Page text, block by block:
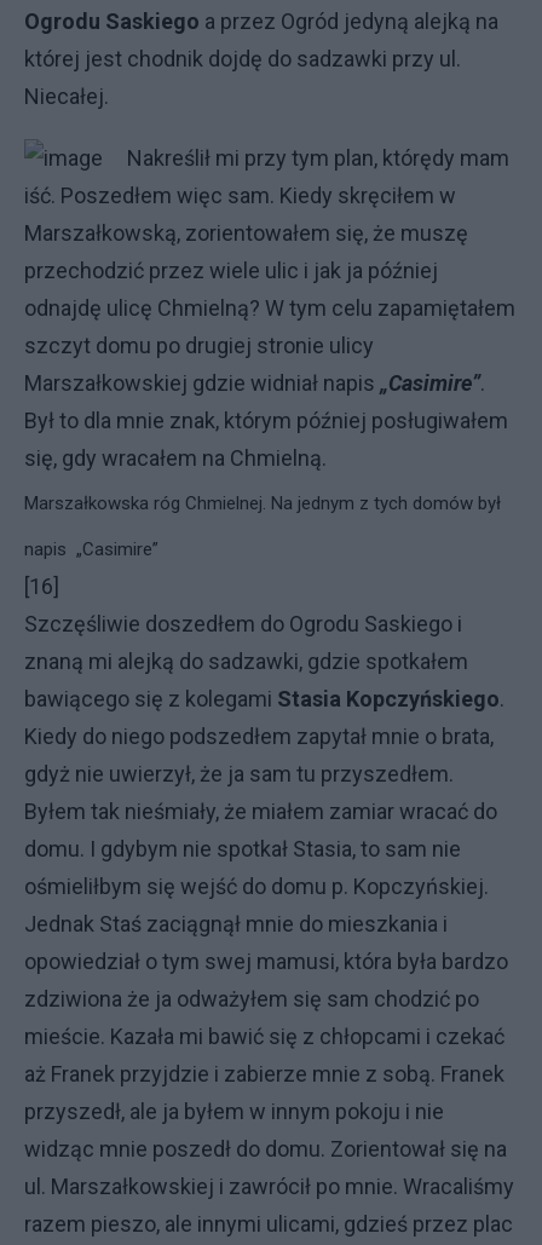
Ogrodu Saskiego a przez Ogród jedyną alejką na
której jest chodnik dojdę do sadzawki przy ul.
Niecałej.
Nakreślił mi przy tym plan, którędy mam
iść. Poszedłem więc sam. Kiedy skręciłem w
Marszałkowską, zorientowałem się, że muszę
przechodzić przez wiele ulic i jak ja później
odnajdę ulicę Chmielną? W tym celu zapamiętałem
szczyt domu po drugiej stronie ulicy
Marszałkowskiej gdzie widniał napis „Casimire”.
Był to dla mnie znak, którym później posługiwałem
się, gdy wracałem na Chmielną.
Marszałkowska róg Chmielnej. Na jednym z tych domów był
napis „Casimire”
[16]
Szczęśliwie doszedłem do Ogrodu Saskiego i
znaną mi alejką do sadzawki, gdzie spotkałem
bawiącego się z kolegami Stasia Kopczyńskiego.
Kiedy do niego podszedłem zapytał mnie o brata,
gdyż nie uwierzył, że ja sam tu przyszedłem.
Byłem tak nieśmiały, że miałem zamiar wracać do
domu. I gdybym nie spotkał Stasia, to sam nie
ośmieliłbym się wejść do domu p. Kopczyńskiej.
Jednak Staś zaciągnął mnie do mieszkania i
opowiedział o tym swej mamusi, która była bardzo
zdziwiona że ja odważyłem się sam chodzić po
mieście. Kazała mi bawić się z chłopcami i czekać
aż Franek przyjdzie i zabierze mnie z sobą. Franek
przyszedł, ale ja byłem w innym pokoju i nie
widząc mnie poszedł do domu. Zorientował się na
ul. Marszałkowskiej i zawrócił po mnie. Wracaliśmy
razem pieszo, ale innymi ulicami, gdzieś przez plac